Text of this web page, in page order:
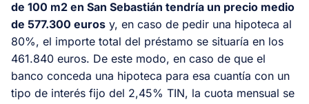
de 100 m2 en San Sebastián tendría un precio medio
de 577.300 euros y, en caso de pedir una hipoteca al
80%, el importe total del préstamo se situaría en los
461.840 euros. De este modo, en caso de que el
banco conceda una hipoteca para esa cuantía con un
tipo de interés fijo del 2,45% TIN, la cuota mensual se